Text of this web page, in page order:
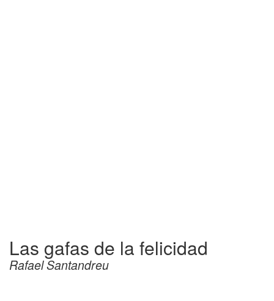
Las gafas de la felicidad
Rafael Santandreu